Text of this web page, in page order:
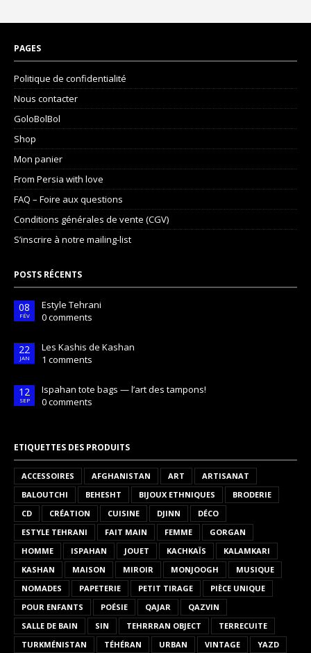
PAGES
Politique de confidentialité
Nous contacter
GoloBolBol
Shop
Mon panier
From Persia with love
FAQ – Foire aux questions
Conditions générales de vente (CGV)
S’inscrire à notre mailing-list
POSTS RÉCENTS
08
FÉV
Estyle Tehrani
0 comments
22
JAN
Les Kashis de Kashan
1 comments
12
SEP
Ispahan tote bags — l’art des tampons!
0 comments
ETIQUETTES DES PRODUITS
ACCESSOIRES AFGHANISTAN ART
ARTISANAT
BALOUTCHI
BEHESHT BIJOUX ETHNIQUES
BRODERIE
CD
CRÉATION CUISINE DJINN
DÉCO
ESTYLE TEHRANI
FAIT MAIN FEMME
GORGAN
HOMME
ISPAHAN JOUET KACHKAÏS
KALAMKARI
KASHAN
MAISON MIROIR MONJOOGH
MUSIQUE
NOMADES
PAPETERIE PETIT TIRAGE
PIÈCE UNIQUE
POUR ENFANTS
POÉSIE QAJAR
QAZVIN
SALLE DE BAIN
SIN TEHRRRAN OBJECT
TERRECUITE
TURKMÉNISTAN
TÉHÉRAN URBAN VINTAGE YAZD